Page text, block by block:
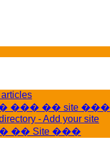
��� �� site ���
- Add your site
Site ���